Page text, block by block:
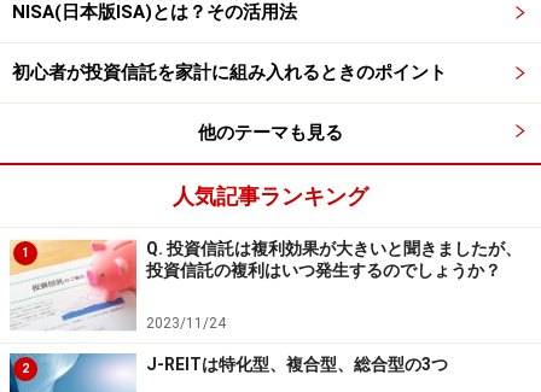
NISA(日本版ISA)とは？その活用法
初心者が投資信託を家計に組み入れるときのポイント
他のテーマも見る
人気記事ランキング
1
Q. 投資信託は複利効果が大きいと聞きましたが、
投資信託の複利はいつ発生するのでしょうか？
2023/11/24
2 J-REITは特化型、複合型、総合型の3つ